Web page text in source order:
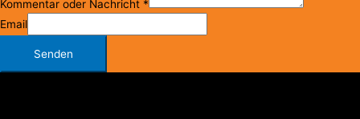
Kommentar oder Nachricht *
Email
Senden